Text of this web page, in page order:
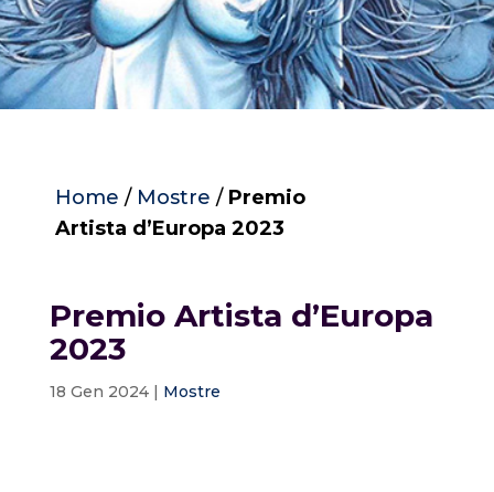
Home / Mostre / Premio
Artista d’Europa 2023
Premio Artista d’Europa
2023
18 Gen 2024| Mostre